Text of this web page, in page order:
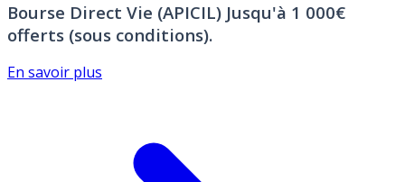
Bourse Direct Vie (APICIL) Jusqu'à 1 000€
offerts (sous conditions).
En savoir plus